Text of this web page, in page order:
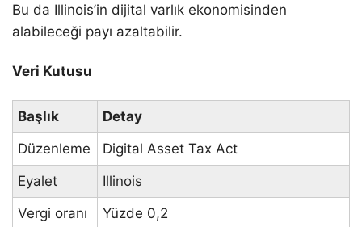
Bu da Illinois’in dijital varlık ekonomisinden
alabileceği payı azaltabilir.
Veri Kutusu
Başlık
Detay
Düzenleme
Digital Asset Tax Act
Eyalet
Illinois
Vergi oranı
Yüzde 0,2